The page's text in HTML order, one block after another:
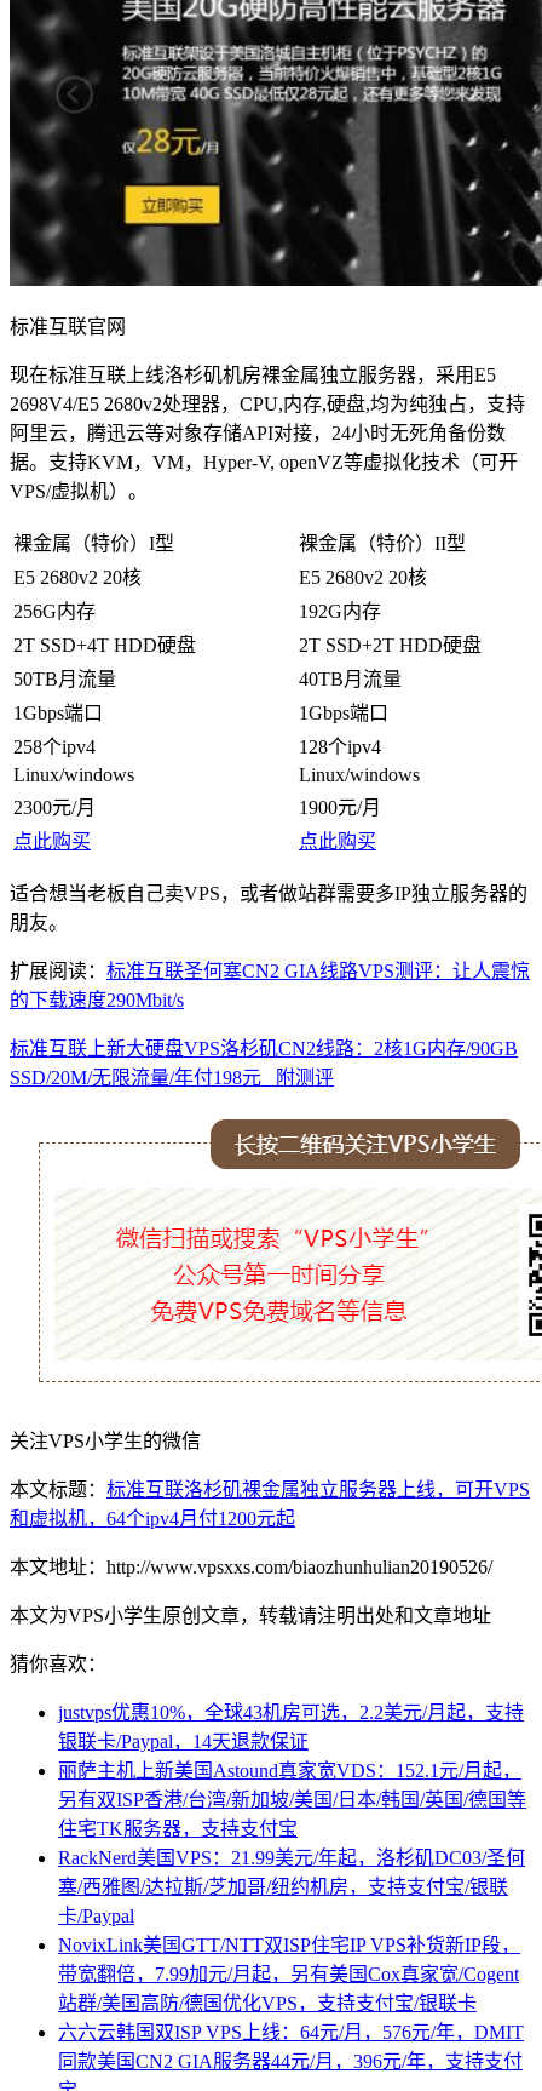
标准互联官网
现在标准互联上线洛杉矶机房裸金属独立服务器，采用E5
2698V4/E5 2680v2处理器，CPU,内存,硬盘,均为纯独占，支持
阿里云，腾迅云等对象存储API对接，24小时无死角备份数
据。支持KVM，VM，Hyper-V, openVZ等虚拟化技术（可开
VPS/虚拟机）。
裸金属（特价）I型
裸金属（特价）II型
E5 2680v2 20核
E5 2680v2 20核
256G内存
192G内存
2T SSD+4T HDD硬盘
2T SSD+2T HDD硬盘
50TB月流量
40TB月流量
1Gbps端口
1Gbps端口
258个ipv4
128个ipv4
Linux/windows
Linux/windows
2300元/月
1900元/月
点此购买
点此购买
适合想当老板自己卖VPS，或者做站群需要多IP独立服务器的
朋友。
扩展阅读： 标准互联圣何塞CN2 GIA线路VPS测评：让人震惊
的下载速度290Mbit/s
标准互联上新大硬盘VPS洛杉矶CN2线路：2核1G内存/90GB
SSD/20M/无限流量/年付198元 附测评
关注VPS小学生的微信
本文标题： 标准互联洛杉矶裸金属独立服务器上线，可开VPS
和虚拟机，64个ipv4月付1200元起
本文地址：http://www.vpsxxs.com/biaozhunhulian20190526/
本文为VPS小学生原创文章，转载请注明出处和文章地址
猜你喜欢：
justvps优惠10%，全球43机房可选，2.2美元/月起，支持
银联卡/Paypal，14天退款保证
丽萨主机上新美国Astound真家宽VDS：152.1元/月起，
另有双ISP香港/台湾/新加坡/美国/日本/韩国/英国/德国等
住宅TK服务器，支持支付宝
RackNerd美国VPS：21.99美元/年起，洛杉矶DC03/圣何
塞/西雅图/达拉斯/芝加哥/纽约机房，支持支付宝/银联
卡/Paypal
NovixLink美国GTT/NTT双ISP住宅IP VPS补货新IP段，
带宽翻倍，7.99加元/月起，另有美国Cox真家宽/Cogent
站群/美国高防/德国优化VPS，支持支付宝/银联卡
六六云韩国双ISP VPS上线：64元/月，576元/年，DMIT
同款美国CN2 GIA服务器44元/月，396元/年，支持支付